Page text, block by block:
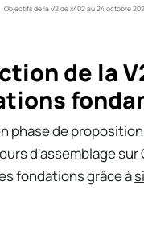
Objectifs de la V2 de x402 au 24 octobre
de la
phase de
d'assemblage sur
fondations grâce à